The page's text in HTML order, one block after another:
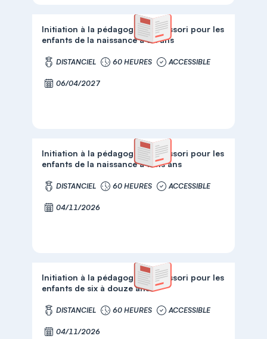
Initiation à la pédagogie Montessori pour les
enfants de la naissance à six ans
DISTANCIEL 60 HEURES ACCESSIBLE
06/04/2027
Initiation à la pédagogie Montessori pour les
enfants de la naissance à trois ans
DISTANCIEL 60 HEURES ACCESSIBLE
04/11/2026
Initiation à la pédagogie Montessori pour les
enfants de six à douze ans
DISTANCIEL 60 HEURES ACCESSIBLE
04/11/2026